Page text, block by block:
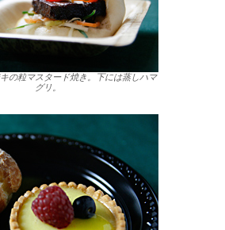
の粒マスタード焼き。下には蒸しハマ
グリ。